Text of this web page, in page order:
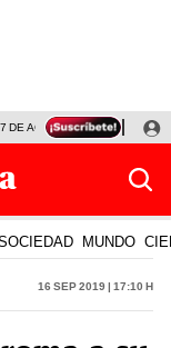
7 DE AGOSTO OLLANTA
MUNDO
16 Sep 2019 | 17:10 h